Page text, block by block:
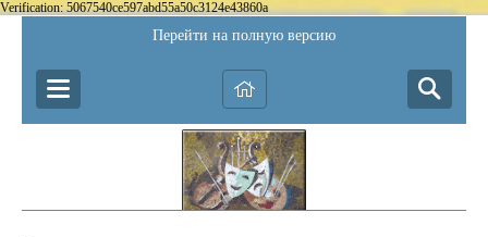
Verification: 5067540ce597abd55a50c3124e43860a
Перейти на полную версию